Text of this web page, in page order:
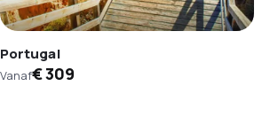
Portugal
Vanaf€ 309